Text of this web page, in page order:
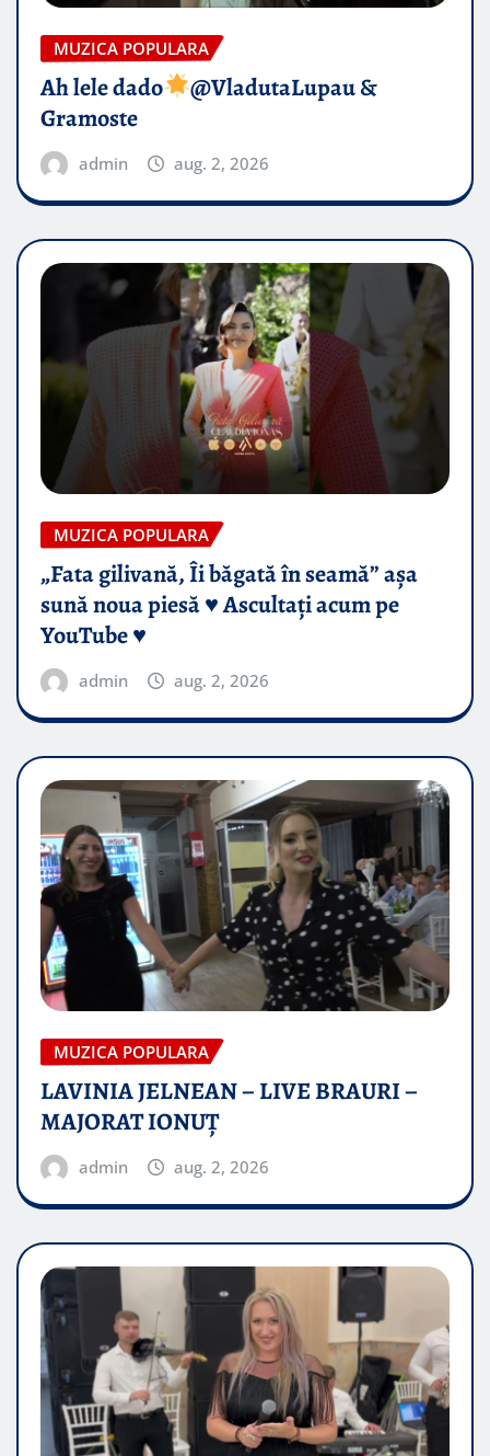
MUZICA POPULARA
Ah lele dado​
@VladutaLupau &
Gramoste
admin aug. 2, 2026
MUZICA POPULARA
„Fata gilivană, Îi băgată în seamă” așa
sună noua piesă ♥️ Ascultați acum pe
YouTube ♥️
admin aug. 2, 2026
MUZICA POPULARA
LAVINIA JELNEAN – LIVE BRAURI –
MAJORAT IONUŢ
admin aug. 2, 2026